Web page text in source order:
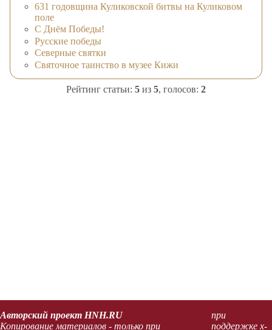
631 годовщина Куликовской битвы на Куликовом
поле
С Днём Победы!
Русские победы
Северные святки
Святочное таинство в музее Кижи
Рейтинг статьи: 5 из 5, голосов: 2
Авторский проект HNH.RU
Копирование материалов - только при
при
поддержке x-